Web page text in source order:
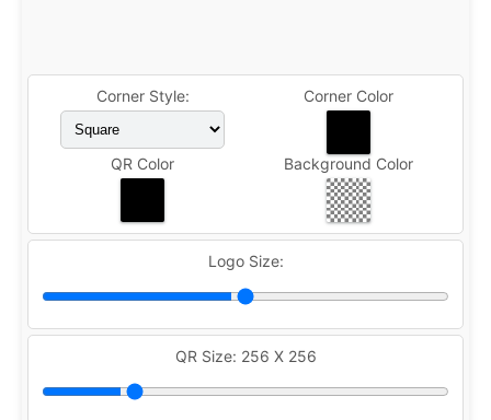
Corner Style: Corner Color
QR Color Background Color
Logo Size:
QR Size: 256 X 256